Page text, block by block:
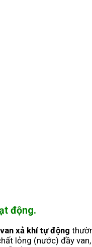
động.
van xả khí tự động
lỏng (nước) đầy